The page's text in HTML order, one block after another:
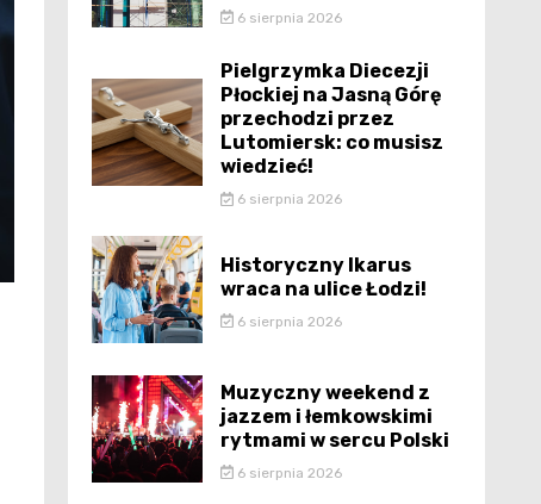
6 sierpnia 2026
Pielgrzymka Diecezji
Płockiej na Jasną Górę
przechodzi przez
Lutomiersk: co musisz
wiedzieć!
6 sierpnia 2026
Historyczny Ikarus
wraca na ulice Łodzi!
6 sierpnia 2026
Muzyczny weekend z
jazzem i łemkowskimi
rytmami w sercu Polski
6 sierpnia 2026